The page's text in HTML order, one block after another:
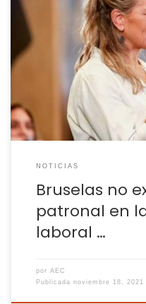
El Gobierno acepta
actividades de
convenios de empresa y
la necesidad de pactar
Comisión Europea
recibe o no […]
NOTICIAS
Bruselas no
patronal en
laboral …
por AEC
Publicada noviembre 18, 2021